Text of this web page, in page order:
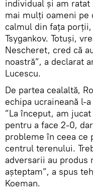
individual și am ratat
mai mulți oameni pe
calmul din fața
Tsygankov. Totuși,
Nescheret, cred că
noastră”, a declarat
Lucescu.
De partea cealaltă,
echipa ucraineană l-
”La început, am
pentru a face 2-0,
probleme în ceea
centrul terenului.
adversarii au produs
așteptam”, a spus
Koeman.